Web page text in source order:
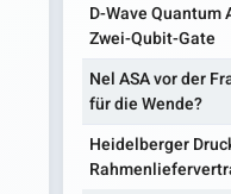
D-Wave Quantum
Zwei-Qubit-Gate
Nel ASA vor der
für die Wende?
Heidelberger